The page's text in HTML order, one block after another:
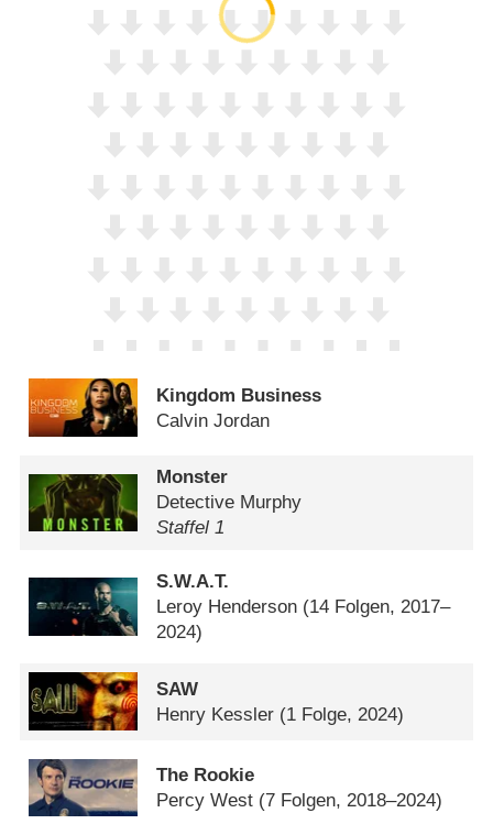
Kingdom Business
Calvin Jordan
Monster
Detective Murphy
Staffel 1
S.W.A.T.
Leroy Henderson (14 Folgen, 2017–
2024)
SAW
Henry Kessler (1 Folge, 2024)
The Rookie
Percy West (7 Folgen, 2018–2024)